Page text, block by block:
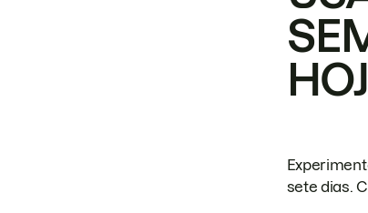
sete dias.